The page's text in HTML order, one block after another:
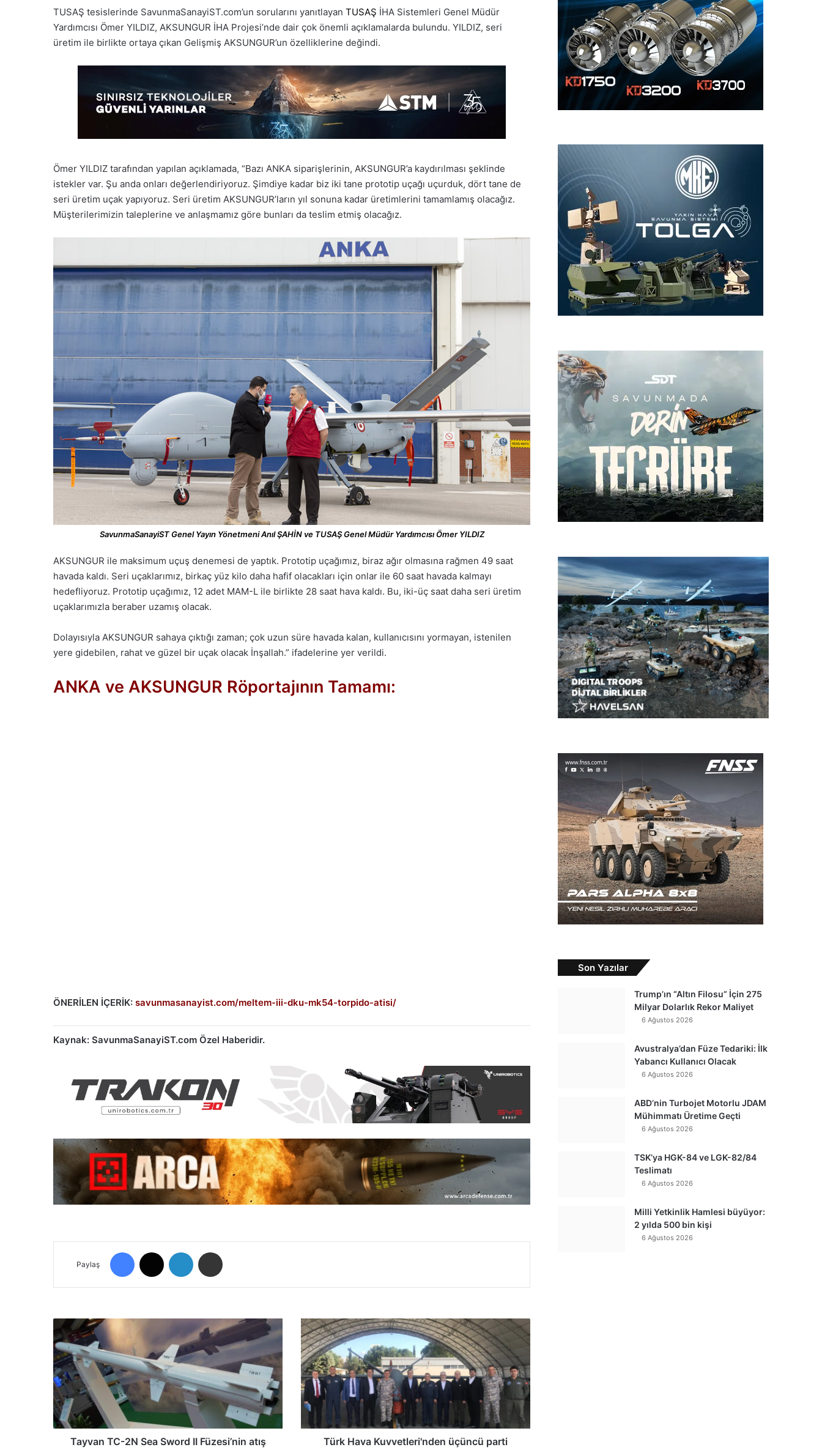
TUSAŞ tesislerinde SavunmaSanayiST.com’un sorularını yanıtlayan TUSAŞ İHA Sistemleri Genel Müdür
Yardımcısı Ömer YILDIZ, AKSUNGUR İHA Projesi’nde dair çok önemli açıklamalarda bulundu. YILDIZ, seri
üretim ile birlikte ortaya çıkan Gelişmiş AKSUNGUR’un özelliklerine değindi.
Ömer YILDIZ tarafından yapılan açıklamada, “Bazı ANKA siparişlerinin, AKSUNGUR’a kaydırılması şeklinde
istekler var. Şu anda onları değerlendiriyoruz. Şimdiye kadar biz iki tane prototip uçağı uçurduk, dört tane de
seri üretim uçak yapıyoruz. Seri üretim AKSUNGUR’ların yıl sonuna kadar üretimlerini tamamlamış olacağız.
Müşterilerimizin taleplerine ve anlaşmamız göre bunları da teslim etmiş olacağız.
SavunmaSanayiST Genel Yayın Yönetmeni Anıl ŞAHİN ve TUSAŞ Genel Müdür Yardımcısı Ömer YILDIZ
AKSUNGUR ile maksimum uçuş denemesi de yaptık. Prototip uçağımız, biraz ağır olmasına rağmen 49 saat
havada kaldı. Seri uçaklarımız, birkaç yüz kilo daha hafif olacakları için onlar ile 60 saat havada kalmayı
hedefliyoruz. Prototip uçağımız, 12 adet MAM-L ile birlikte 28 saat hava kaldı. Bu, iki-üç saat daha seri üretim
uçaklarımızla beraber uzamış olacak.
Dolayısıyla AKSUNGUR sahaya çıktığı zaman; çok uzun süre havada kalan, kullanıcısını yormayan, istenilen
yere gidebilen, rahat ve güzel bir uçak olacak İnşallah.” ifadelerine yer verildi.
ANKA ve AKSUNGUR Röportajının Tamamı:
ÖNERİLEN İÇERİK: savunmasanayist.com/meltem-iii-dku-mk54-torpido-atisi/
Kaynak: SavunmaSanayiST.com Özel Haberidir.
Paylaş
a
y
v
a
n
T
C
-
Tayvan TC-2N Sea Sword II Füzesi’nin atış
T
ü
r
k
H
a
v
K
Türk Hava Kuvvetleri'nden üçüncü parti
Son Yazılar
Trump’ın “Altın Filosu” İçin 275
Milyar Dolarlık Rekor Maliyet
6 Ağustos 2026
Avustralya’dan Füze Tedariki: İlk
Yabancı Kullanıcı Olacak
6 Ağustos 2026
ABD’nin Turbojet Motorlu JDAM
Mühimmatı Üretime Geçti
6 Ağustos 2026
TSK’ya HGK-84 ve LGK-82/84
Teslimatı
6 Ağustos 2026
Milli Yetkinlik Hamlesi büyüyor:
2 yılda 500 bin kişi
6 Ağustos 2026